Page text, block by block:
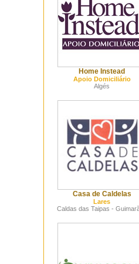
Home Instead
Apoio Domiciliário
Algés
Casa de Caldelas
Lares
Caldas das Taipas -